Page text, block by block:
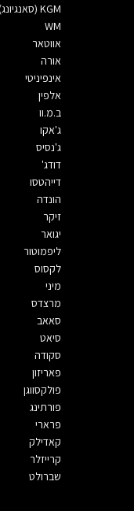
KGM (סאנגיונג)
WM
אווטאר
אורה
אינפיניטי
אלפין
ב.מ.וו
ג'אקו
ג'נסיס
דודג'
דייהטסו
הונדה
זיקר
יגואר
ליפמוטור
לקסוס
מיני
מרצדס
סאאב
סיאט
סקודה
פאריזון
פולקסווגן
פורתינג
פרארי
קאדילק
קרייזלר
שברולט